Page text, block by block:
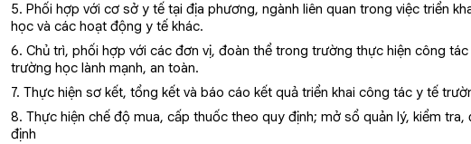
5. Phối hợp với cơ sở y tế tại địa phương, ngành liên quan trong việc triển
học và các hoạt động y tế khác.
6. Chủ trì, phối hợp với các đơn vị, đoàn thể trong trường thực hiện công
trường học lành mạnh, an toàn.
7. Thực hiện sơ kết, tổng kết và báo cáo kết quả triển khai công tác y tế
8. Thực hiện chế độ mua, cấp thuốc theo quy định; mở sổ quản lý, kiểm
định